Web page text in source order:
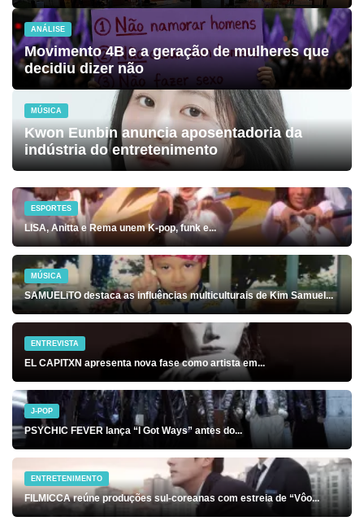
ANÁLISE
Movimento 4B e a geração de mulheres que
decidiu dizer não
MÚSICA
Kwon Eunbin anuncia aposentadoria da
indústria do entretenimento
ESPORTES
LISA, Anitta e Rema unem K-pop, funk e...
MÚSICA
SAMUELiTO destaca as influências multiculturais de Kim Samuel...
ENTREVISTA
EL CAPITXN apresenta nova fase como artista em...
J-POP
PSYCHIC FEVER lança “I Got Ways” antes do...
ENTRETENIMENTO
FILMICCA reúne produções sul-coreanas com estreia de “Vôo...